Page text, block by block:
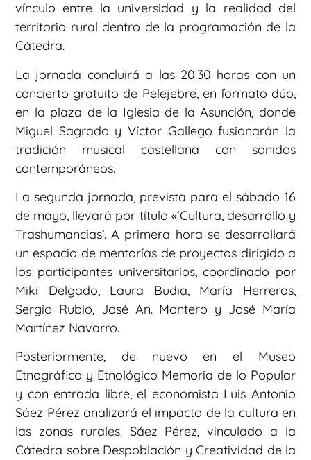
vínculo entre la universidad y la realidad del
territorio rural dentro de la programación de la
Cátedra.
La jornada concluirá a las 20.30 horas con un
concierto gratuito de Pelejebre, en formato dúo,
en la plaza de la Iglesia de la Asunción, donde
Miguel Sagrado y Víctor Gallego fusionarán la
tradición musical castellana con sonidos
contemporáneos.
La segunda jornada, prevista para el sábado 16
de mayo, llevará por título «‘Cultura, desarrollo y
Trashumancias’. A primera hora se desarrollará
un espacio de mentorías de proyectos dirigido a
los participantes universitarios, coordinado por
Miki Delgado, Laura Budia, María Herreros,
Sergio Rubio, José An. Montero y José María
Martínez Navarro.
Posteriormente, de nuevo en el Museo
Etnográfico y Etnológico Memoria de lo Popular
y con entrada libre, el economista Luis Antonio
Sáez Pérez analizará el impacto de la cultura en
las zonas rurales. Sáez Pérez, vinculado a la
Cátedra sobre Despoblación y Creatividad de la